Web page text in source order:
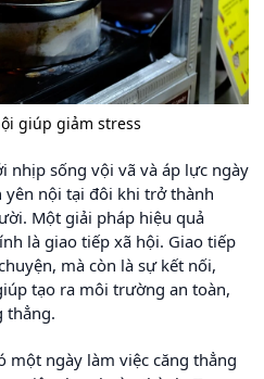
giúp giảm stress
nhịp sống vội vã và áp lực ngày
nội tại đôi khi trở thành
Một giải pháp hiệu quả
là giao tiếp xã hội. Giao tiếp
mà còn là sự kết nối,
tạo ra môi trường an toàn,
thẳng.
ngày làm việc căng thẳng